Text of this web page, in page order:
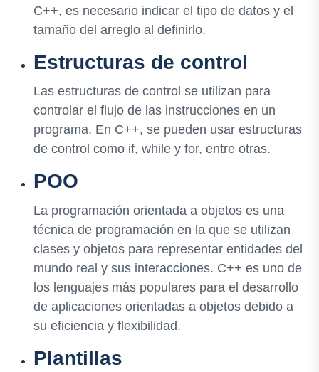
C++, es necesario indicar el tipo de datos y el
tamaño del arreglo al definirlo.
Estructuras de control
Las estructuras de control se utilizan para
controlar el flujo de las instrucciones en un
programa. En C++, se pueden usar estructuras
de control como if, while y for, entre otras.
POO
La programación orientada a objetos es una
técnica de programación en la que se utilizan
clases y objetos para representar entidades del
mundo real y sus interacciones. C++ es uno de
los lenguajes más populares para el desarrollo
de aplicaciones orientadas a objetos debido a
su eficiencia y flexibilidad.
Plantillas